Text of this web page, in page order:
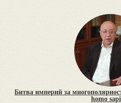
Битва империй за
homo